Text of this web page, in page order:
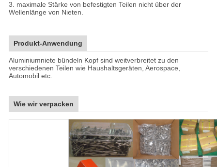
3. maximale Stärke von befestigten Teilen nicht über der
Wellenlänge von Nieten.
Produkt-Anwendung
Aluminiumniete bündeln Kopf sind weitverbreitet zu den
verschiedenen Teilen wie Haushaltsgeräten, Aerospace,
Automobil etc.
Wie wir verpacken